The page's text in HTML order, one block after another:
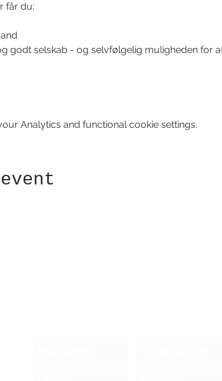
får du;
godt selskab - og selvfølgelig muligheden for
Analytics and functional cookie settings.